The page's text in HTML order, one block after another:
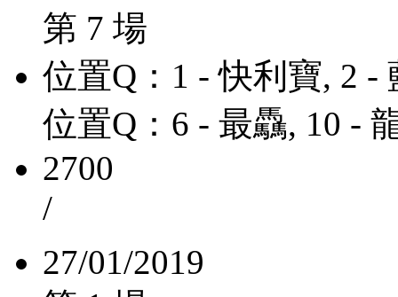
第 7 場
位置Q：1 - 快利寶, 2 -
位置Q：6 - 最驫, 10 -
2700
/
27/01/2019